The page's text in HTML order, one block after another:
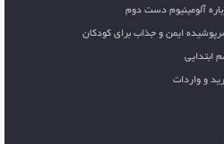
آلومینیوم دست دوم
ایمن و جذاب برای کودکان
ابتدایی
و واردات